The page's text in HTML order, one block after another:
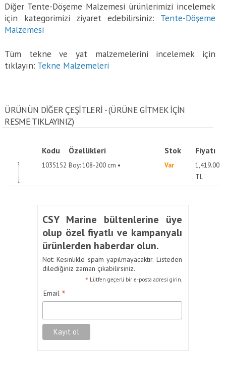
Diğer Tente-Döşeme Malzemesi ürünlerimizi incelemek
için kategorimizi ziyaret edebilirsiniz: Tente-Döşeme
Malzemesi
Tüm tekne ve yat malzemelerini incelemek için
tıklayın: Tekne Malzemeleri
ÜRÜNÜN DİĞER ÇEŞİTLERİ - (ÜRÜNE GITMEK IÇIN
RESME TIKLAYINIZ)
Kodu Özellikleri Stok Fiyatı
1035152 Boy: 108-200 cm • Var
1,419.00
TL
CSY Marine bültenlerine üye
olup özel fiyatlı ve kampanyalı
ürünlerden haberdar olun.
Not: Kesinlikle spam yapılmayacaktır. Listeden
dilediğiniz zaman çıkabilirsiniz.
* Lütfen geçerli bir e-posta adresi girin.
Email *